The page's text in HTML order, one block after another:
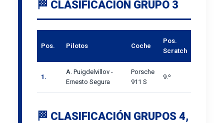
🏁 CLASIFICACIÓN GRUPO 3
Pos. Pilotos Coche
Pos.
Scratch
1.
A. Puigdelvillov -
Ernesto Segura
Porsche
911 S
9.º
🏁 CLASIFICACIÓN GRUPOS 4,